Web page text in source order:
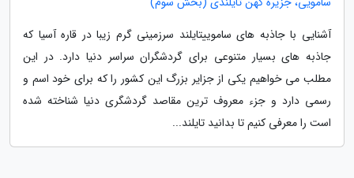
آشنایی با جاذبه های ساموییتایلند سرزمینی گرم زیبا در قاره آسیا که
جاذبه های بسیار متنوعی برای گردشگران سراسر دنیا دارد. در این
مطلب می خواهیم یکی از جزایر بزرگ این کشور را که برای خود اسم و
رسمی دارد و جزء معروف ترین مقاصد گردشگری دنیا شناخته شده
است را معرفی کنیم تا بدانید تایلند...